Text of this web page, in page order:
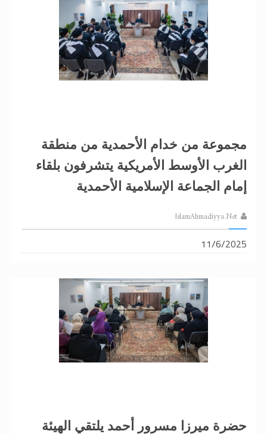
مجموعة من خدام الأحمدية من منطقة
الغرب الأوسط الأمريكية يتشرفون بلقاء
إمام الجماعة الإسلامية الأحمدية
IslamAhmadiyya.Net
11/6/2025
حضرة ميرزا ​​مسرور أحمد يلتقي الهيئة